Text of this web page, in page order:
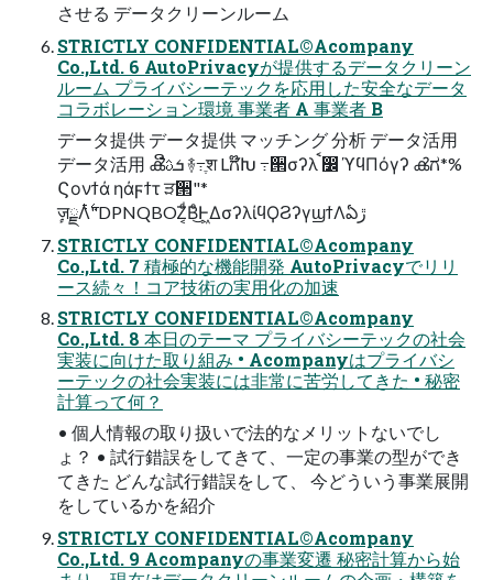
させる データクリーンルーム
STRICTLY CONFIDENTIAL©Acompany
Co.,Ltd. 6 AutoPrivacyが提供するデータクリーン
ルーム プライバシーテックを応⽤した安全なデータ
コラボレーション環境 事業者 A 事業者 B
データ提供 データ提供 マッチング 分析 データ活⽤
データ活⽤ ൿີܭࢉ ࿈߹ֶश Lಗ໊Խ ߹੒σʔλ ࠩ෼ ϓϥΠόγʔ ൿಗ*%
Ϛονϯά ηάϝϯτ ੜ੒"*
ٕज़ྗΛ࣋ͭ"DPNQBOZ͔ͩΒͦ͜Ͱ͖ΔσʔλίϥϘϨʔγϣϯΛఏڙ
STRICTLY CONFIDENTIAL©Acompany
Co.,Ltd. 7 積極的な機能開発 AutoPrivacyでリリ
ース続々！コア技術の実⽤化の加速
STRICTLY CONFIDENTIAL©Acompany
Co.,Ltd. 8 本⽇のテーマ プライバシーテックの社会
実装に向けた取り組み • Acompanyはプライバシ
ーテックの社会実装には⾮常に苦労してきた • 秘密
計算って何？
• 個⼈情報の取り扱いで法的なメリットないでし
ょ？ • 試⾏錯誤をしてきて、⼀定の事業の型ができ
てきた どんな試⾏錯誤をして、 今どういう事業展開
をしているかを紹介
STRICTLY CONFIDENTIAL©Acompany
Co.,Ltd. 9 Acompanyの事業変遷 秘密計算から始